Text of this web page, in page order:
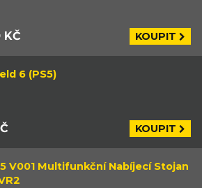
KOUPIT
6 (PS5)
KOUPIT
V001 Multifunkční Nabíjecí Stojan